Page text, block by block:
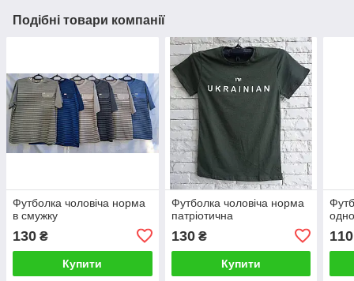
Подібні товари компанії
Футболка чоловіча норма
в смужку
130 ₴
Купити
Футболка чоловіча норма
патріотична
130₴
Купити
110